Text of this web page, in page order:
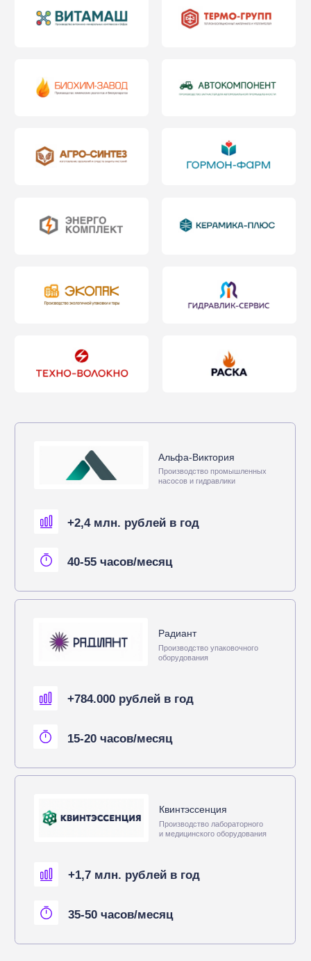
40-55 часов/месяц
15-20 часов/месяц
Производство упаковочного
оборудования
Производство лабораторного
и медицинского оборудования